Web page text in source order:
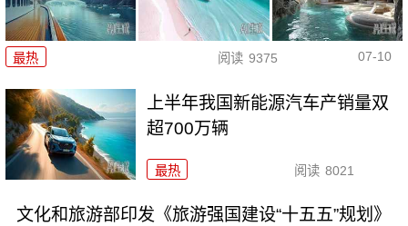
最热 阅读 9375 07-10
上半年我国新能源汽车产销量双
超700万辆
最热 阅读 8021
文化和旅游部印发《旅游强国建设“十五五”规划》